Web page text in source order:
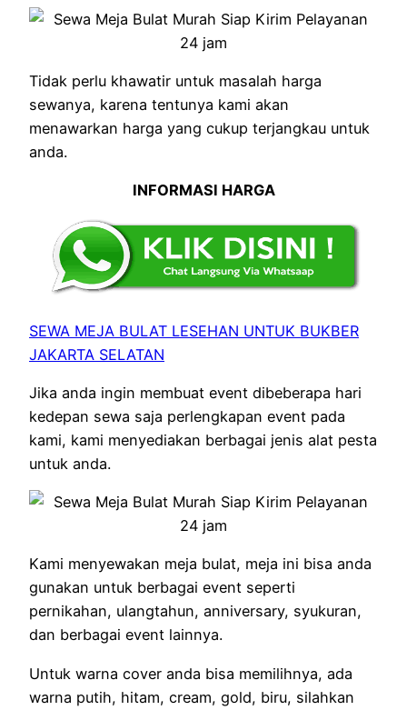
Tidak perlu khawatir untuk masalah harga
sewanya, karena tentunya kami akan
menawarkan harga yang cukup terjangkau untuk
anda.
INFORMASI HARGA
SEWA MEJA BULAT LESEHAN UNTUK BUKBER
JAKARTA SELATAN
Jika anda ingin membuat event dibeberapa hari
kedepan sewa saja perlengkapan event pada
kami, kami menyediakan berbagai jenis alat pesta
untuk anda.
Kami menyewakan meja bulat, meja ini bisa anda
gunakan untuk berbagai event seperti
pernikahan, ulangtahun, anniversary, syukuran,
dan berbagai event lainnya.
Untuk warna cover anda bisa memilihnya, ada
warna putih, hitam, cream, gold, biru, silahkan